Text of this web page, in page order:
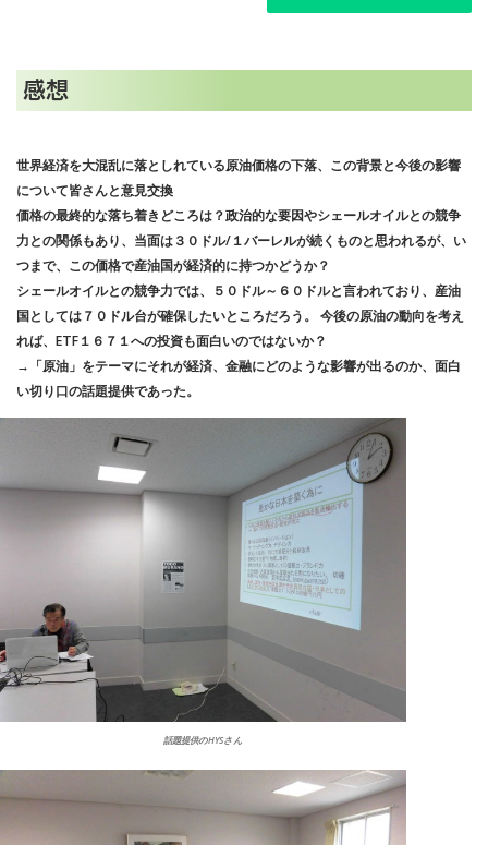
感想
世界経済を大混乱に落としれている原油価格の下落、この背景と今後の影響
について皆さんと意見交換
価格の最終的な落ち着きどころは？政治的な要因やシェールオイルとの競争
力との関係もあり、当面は３０ドル/１バーレルが続くものと思われるが、い
つまで、この価格で産油国が経済的に持つかどうか？
シェールオイルとの競争力では、５０ドル～６０ドルと言われており、産油
国としては７０ドル台が確保したいところだろう。 今後の原油の動向を考え
れば、ETF１６７１への投資も面白いのではないか？
→「原油」をテーマにそれが経済、金融にどのような影響が出るのか、面白
い切り口の話題提供であった。
話題提供のHYSさん